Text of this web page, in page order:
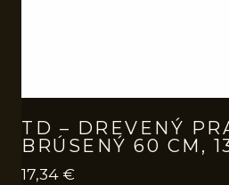
TD – DREVENÝ
BRÚSENÝ 60 CM,
17,34 €